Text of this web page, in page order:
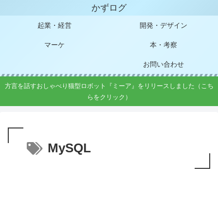
かずログ
起業・経営 開発・デザイン
マーケ 本・考察
お問い合わせ
方言を話すおしゃべり猫型ロボット『ミーア』をリリースしました（こち
らをクリック）
MySQL